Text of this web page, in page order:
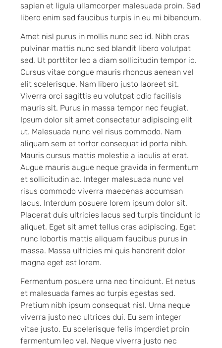
sapien et ligula ullamcorper malesuada proin. Sed
libero enim sed faucibus turpis in eu mi bibendum.
Amet nisl purus in mollis nunc sed id. Nibh cras
pulvinar mattis nunc sed blandit libero volutpat
sed. Ut porttitor leo a diam sollicitudin tempor id.
Cursus vitae congue mauris rhoncus aenean vel
elit scelerisque. Nam libero justo laoreet sit.
Viverra orci sagittis eu volutpat odio facilisis
mauris sit. Purus in massa tempor nec feugiat.
Ipsum dolor sit amet consectetur adipiscing elit
ut. Malesuada nunc vel risus commodo. Nam
aliquam sem et tortor consequat id porta nibh.
Mauris cursus mattis molestie a iaculis at erat.
Augue mauris augue neque gravida in fermentum
et sollicitudin ac. Integer malesuada nunc vel
risus commodo viverra maecenas accumsan
lacus. Interdum posuere lorem ipsum dolor sit.
Placerat duis ultricies lacus sed turpis tincidunt id
aliquet. Eget sit amet tellus cras adipiscing. Eget
nunc lobortis mattis aliquam faucibus purus in
massa. Massa ultricies mi quis hendrerit dolor
magna eget est lorem.
Fermentum posuere urna nec tincidunt. Et netus
et malesuada fames ac turpis egestas sed.
Pretium nibh ipsum consequat nisl. Urna neque
viverra justo nec ultrices dui. Eu sem integer
vitae justo. Eu scelerisque felis imperdiet proin
fermentum leo vel. Neque viverra justo nec